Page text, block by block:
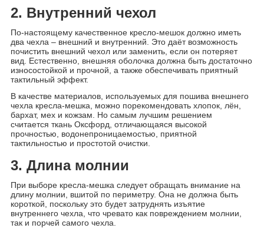
2. Внутренний чехол
По-настоящему качественное кресло-мешок должно иметь
два чехла – внешний и внутренний. Это даёт возможность
почистить внешний чехол или заменить, если он потеряет
вид. Естественно, внешняя оболочка должна быть достаточно
износостойкой и прочной, а также обеспечивать приятный
тактильный эффект.
В качестве материалов, используемых для пошива внешнего
чехла кресла-мешка, можно порекомендовать хлопок, лён,
бархат, мех и кожзам. Но самым лучшим решением
считается ткань Оксфорд, отличающаяся высокой
прочностью, водонепроницаемостью, приятной
тактильностью и простотой очистки.
3. Длина молнии
При выборе кресла-мешка следует обращать внимание на
длину молнии, вшитой по периметру. Она не должна быть
короткой, поскольку это будет затруднять изъятие
внутреннего чехла, что чревато как повреждением молнии,
так и порчей самого чехла.